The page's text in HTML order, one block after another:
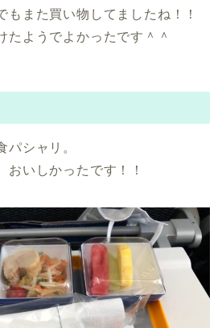
もまた買い物してましたね！！
たようでよかったです＾＾
パシャリ。
おいしかったです！！